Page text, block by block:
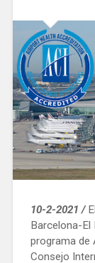
10-2-2021 /
Barcelona-El
programa de
Consejo